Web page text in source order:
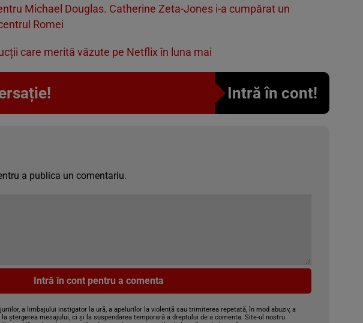
Michael Douglas. Catherine Zeta-Jones i-a cumpărat un
Romei
care merită văzute pe Netflix în luna mai
Intră în cont!
a publica un comentariu.
Intră în cont pentru a comenta
a limbajului instigator la ură, a apelurilor la violență sau trimiterea repetată, în mod abuziv, a
ștergerea mesajului, ci și la suspendarea temporară a dreptului de a comenta. Site-ul nostru